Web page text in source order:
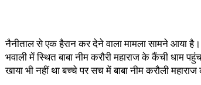
नैनीताल से एक हैरान कर देने वाला मामला सामने आया
भवाली में स्थित बाबा नीम करौरी महाराज के कैंची
खाया भी नहीं था बच्चे पर सच में बाबा नीम करौली महाराज